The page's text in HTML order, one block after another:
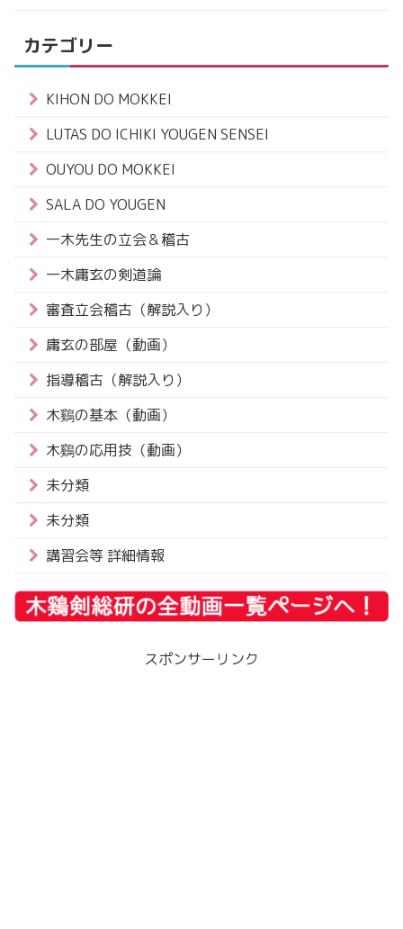
カテゴリー
KIHON DO MOKKEI
LUTAS DO ICHIKI YOUGEN SENSEI
OUYOU DO MOKKEI
SALA DO YOUGEN
一木先生の立会＆稽古
一木庸玄の剣道論
審査立会稽古（解説入り）
庸玄の部屋（動画）
指導稽古（解説入り）
木鷄の基本（動画）
木鷄の応用技（動画）
未分類
未分類
講習会等 詳細情報
スポンサーリンク